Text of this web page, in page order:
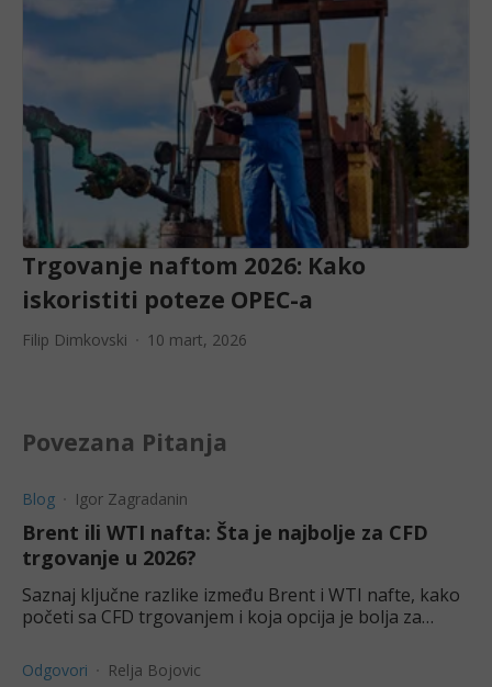
Trgovanje naftom 2026: Kako
iskoristiti poteze OPEC-a
Filip Dimkovski 10 mart, 2026
Povezana Pitanja
Blog Igor Zagradanin
Brent ili WTI nafta: Šta je najbolje za CFD
trgovanje u 2026?
Saznaj ključne razlike između Brent i WTI nafte, kako
početi sa CFD trgovanjem i koja opcija je bolja za
Odgovori Relja Bojovic